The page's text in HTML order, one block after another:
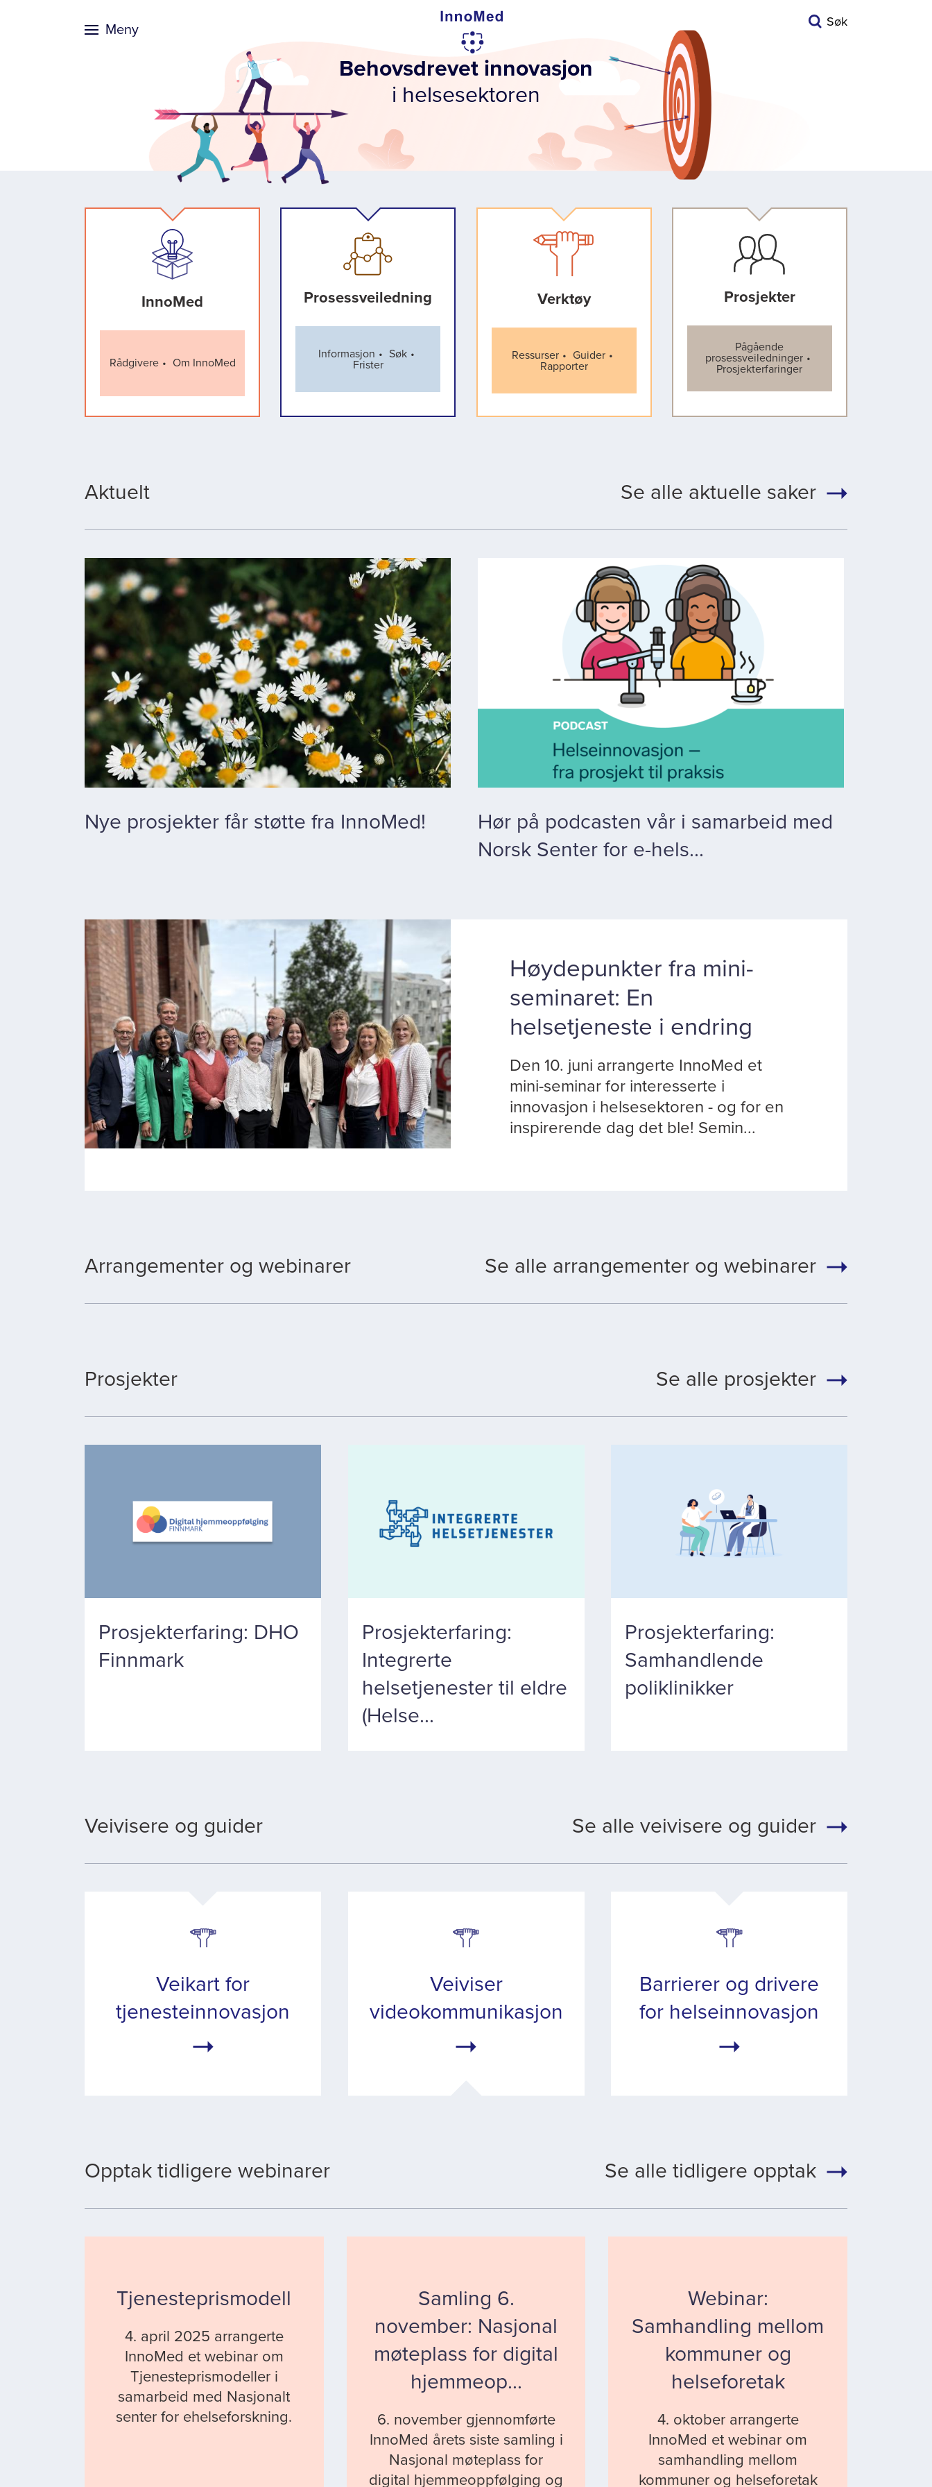
Meny Søk
Behovsdrevet innovasjon
i helsesektoren
InnoMed
Rådgivere Om InnoMed
Prosessveiledning
Informasjon
Søk
Frister
Verktøy
Ressurser
Guider
Rapporter
Prosjekter
Pågående
prosessveiledninger
Prosjekterfaringer
Aktuelt Se alle aktuelle saker
Nye prosjekter får støtte fra InnoMed!
Hør på podcasten vår i samarbeid med
Norsk Senter for e-hels...
Høydepunkter fra mini-
seminaret: En
helsetjeneste i endring
Den 10. juni arrangerte InnoMed et
mini-seminar for interesserte i
innovasjon i helsesektoren - og for en
inspirerende dag det ble! Semin...
Arrangementer og webinarer Se alle arrangementer og webinarer
Prosjekter Se alle prosjekter
Prosjekterfaring: DHO
Finnmark
Prosjekterfaring:
Integrerte
helsetjenester til eldre
(Helse...
Prosjekterfaring:
Samhandlende
poliklinikker
Veivisere og guider Se alle veivisere og guider
​Veikart for
tjenesteinnovasjon
Veiviser
videokommunikasjon
Barrierer og drivere
for helseinnovasjon
Opptak tidligere webinarer Se alle tidligere opptak
Tjenesteprismodell
4. april 2025 arrangerte
InnoMed et webinar om
Tjenesteprismodeller i
samarbeid med Nasjonalt
senter for ehelseforskning.
Samling 6.
november: Nasjonal
møteplass for digital
hjemmeop...
6. november gjennomførte
InnoMed årets siste samling i
Nasjonal møteplass for
digital hjemmeoppfølging og
Webinar:
Samhandling mellom
kommuner og
helseforetak
4. oktober arrangerte
InnoMed et webinar om
samhandling mellom
kommuner og helseforetak